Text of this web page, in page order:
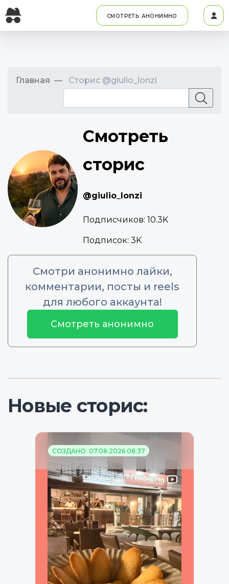
СМОТРЕТЬ АНОНИМНО
Главная Сторис @giulio_lonzi
Смотреть
сторис
@giulio_lonzi
Подписчиков: 10.3K
Подписок: 3K
Смотри анонимно лайки,
комментарии, посты и reels
для любого аккаунта!
Смотреть анонимно
Новые сторис:
СОЗДАНО: 07.08.2026 08:37